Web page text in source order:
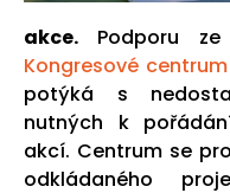
akce. Podporu
Kongresové
potýká s
nutných k
akcí. Centrum se
odkládaného